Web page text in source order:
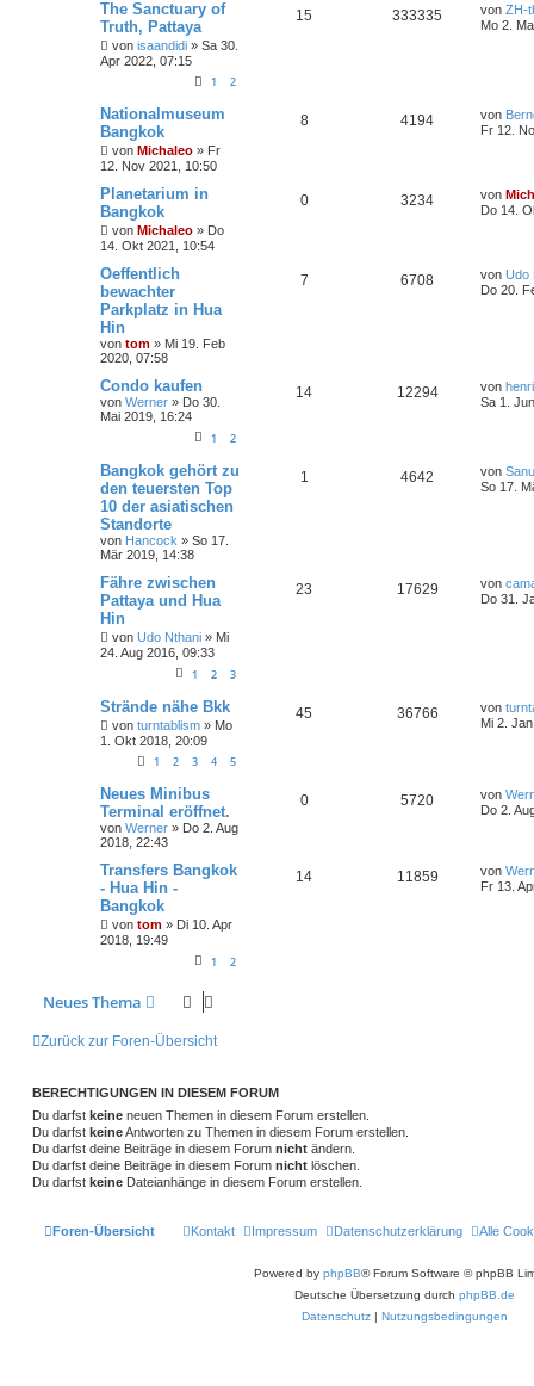
The Sanctuary of
Truth, Pattaya
von isaandidi » Sa 30.
Apr 2022, 07:15
1 2
15 333335 von ZH-
Mo 2.
Nationalmuseum
Bangkok
von Michaleo » Fr
12. Nov 2021, 10:50
8 4194 von
Fr 12.
Planetarium in
Bangkok
von Michaleo » Do
14. Okt 2021, 10:54
0 3234 von
Do 14.
Oeffentlich
bewachter
Parkplatz in Hua
Hin
von tom » Mi 19. Feb
2020, 07:58
7 6708 von Udo
Do 20.
Condo kaufen
von Werner » Do 30.
Mai 2019, 16:24
1 2
14 12294 von
Sa 1.
Bangkok gehört zu
den teuersten Top
10 der asiatischen
Standorte
von Hancock » So 17.
Mär 2019, 14:38
1 4642 von
So 17.
Fähre zwischen
Pattaya und Hua
Hin
von Udo Nthani » Mi
24. Aug 2016, 09:33
1 2 3
23 17629 von
Do 31.
Strände nähe Bkk
von turntablism » Mo
1. Okt 2018, 20:09
1 2 3 4 5
45 36766 von
Mi 2.
Neues Minibus
Terminal eröffnet.
von Werner » Do 2. Aug
2018, 22:43
0 5720 von
Do 2.
Transfers Bangkok
- Hua Hin -
Bangkok
von tom » Di 10. Apr
2018, 19:49
1 2
14 11859 von
Fr 13.
Neues Thema
Zurück zur Foren-Übersicht
BERECHTIGUNGEN IN DIESEM FORUM
Du darfst keine neuen Themen in diesem Forum erstellen.
Du darfst keineAntworten zu Themen in diesem Forum erstellen.
Du darfst deine Beiträge in diesem Forum nicht ändern.
Du darfst deine Beiträge in diesem Forum nicht löschen.
Du darfst keine Dateianhänge in diesem Forum erstellen.
Foren-Übersicht Alle
Datenschutzerklärung
Impressum
Kontakt
Powered by phpBB® Forum Software © phpBB
Deutsche Übersetzung durch phpBB.de
Datenschutz | Nutzungsbedingungen